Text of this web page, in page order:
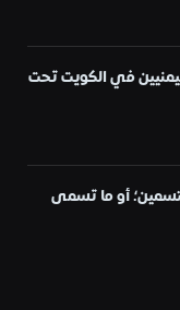
في الكويت تحت
أو ما تسمى